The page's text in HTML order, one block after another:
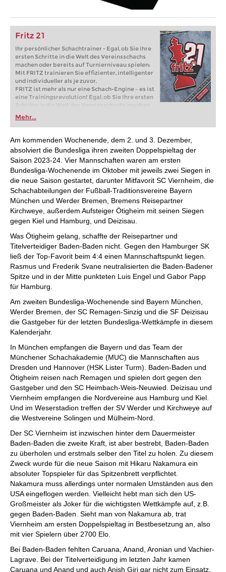
Fritz 21
Ihr persönlicher Schachtrainer - Egal, ob Sie Ihre
ersten Schritte in die Welt des Vereinsschachs
machen oder bereits auf Turnierniveau spielen:
Mit FRITZ trainieren Sie effizienter, intelligenter
und individueller als je zuvor.
FRITZ ist mehr als nur eine Schach-Engine – es ist
eine Trainingsrevolution! Egal, ob Sie Ihre ersten
Schritte in die Welt des Vereinsschachs machen
oder bereits auf Turnierniveau spielen: Mit
FRITZ trainieren Sie effizienter, intelligenter und
individueller als je zuvor.
Mehr...
Am kommenden Wochenende, dem 2. und 3. Dezember,
absolviert die Bundesliga ihren zweiten Doppelspieltag der
Saison 2023-24. Vier Mannschaften waren am ersten
Bundesliga-Wochenende im Oktober mit jeweils zwei Siegen in
die neue Saison gestartet, darunter Mitfavorit SC Viernheim, die
Schachabteilungen der Fußball-Traditionsvereine Bayern
München und Werder Bremen, Bremens Reisepartner
Kirchweye, außerdem Aufsteiger Ötigheim mit seinen Siegen
gegen Kiel und Hamburg, und Deizisau.
Was Ötigheim gelang, schaffte der Reisepartner und
Titelverteidiger Baden-Baden nicht. Gegen den Hamburger SK
ließ der Top-Favorit beim 4:4 einen Mannschaftspunkt liegen.
Rasmus und Frederik Svane neutralisierten die Baden-Badener
Spitze und in der Mitte punkteten Luis Engel und Gabor Papp
für Hamburg.
Am zweiten Bundesliga-Wochenende sind Bayern München,
Werder Bremen, der SC Remagen-Sinzig und die SF Deizisau
die Gastgeber für der letzten Bundesliga-Wettkämpfe in diesem
Kalenderjahr.
In München empfangen die Bayern und das Team der
Münchener Schachakademie (MUC) die Mannschaften aus
Dresden und Hannover (HSK Lister Turm). Baden-Baden und
Ötigheim reisen nach Remagen und spielen dort gegen den
Gastgeber und den SC Heimbach-Weis-Neuwied. Deizisau und
Viernheim empfangen die Nordvereine aus Hamburg und Kiel.
Und im Weserstadion treffen der SV Werder und Kirchweye auf
die Westvereine Solingen und Mülheim-Nord.
Der SC Viernheim ist inzwischen hinter dem Dauermeister
Baden-Baden die zweite Kraft, ist aber bestrebt, Baden-Baden
zu überholen und erstmals selber den Titel zu holen. Zu diesem
Zweck wurde für die neue Saison mit Hikaru Nakamura ein
absoluter Topspieler für das Spitzenbrett verpflichtet.
Nakamura muss allerdings unter normalen Umständen aus den
USA eingeflogen werden. Vielleicht hebt man sich den US-
Großmeister als Joker für die wichtigsten Wettkämpfe auf, z.B.
gegen Baden-Baden. Sieht man von Nakamura ab, trat
Viernheim am ersten Doppelspieltag in Bestbesetzung an, also
mit vier Spielern über 2700 Elo.
Bei Baden-Baden fehlten Caruana, Anand, Aronian und Vachier-
Lagrave. Bei der Titelverteidigung im letzten Jahr kamen
Caruana und Anand und auch Anish Giri gar nicht zum Einsatz.